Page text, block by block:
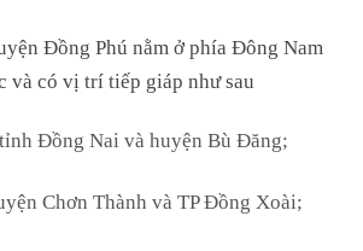
Đồng Phú nằm ở phía Đông Nam
và có vị trí tiếp giáp như sau
Đồng Nai và huyện Bù Đăng;
Chơn Thành và TP Đồng Xoài;